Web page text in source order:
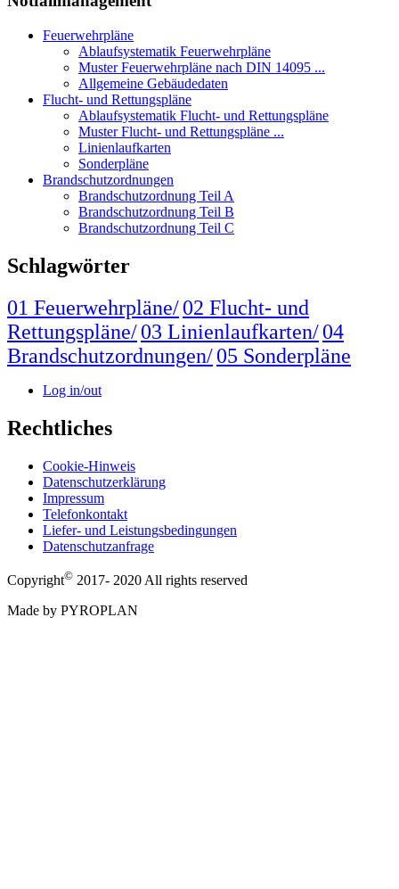
Feuerwehrpläne
Ablaufsystematik Feuerwehrpläne
Muster Feuerwehrpläne nach DIN 14095 ...
Allgemeine Gebäudedaten
Flucht- und Rettungspläne
Ablaufsystematik Flucht- und Rettungspläne
Muster Flucht- und Rettungspläne ...
Linienlaufkarten
Sonderpläne
Brandschutzordnungen
Brandschutzordnung Teil A
Brandschutzordnung Teil B
Brandschutzordnung Teil C
Schlagwörter
01 Feuerwehrpläne/02 Flucht- und
Rettungspläne/03 Linienlaufkarten/04
Brandschutzordnungen/05 Sonderpläne
Log in/out
Rechtliches
Cookie-Hinweis
Datenschutzerklärung
Impressum
Telefonkontakt
Liefer- und Leistungsbedingungen
Datenschutzanfrage
Copyright© 2017- 2020 All rights reserved
Made by PYROPLAN